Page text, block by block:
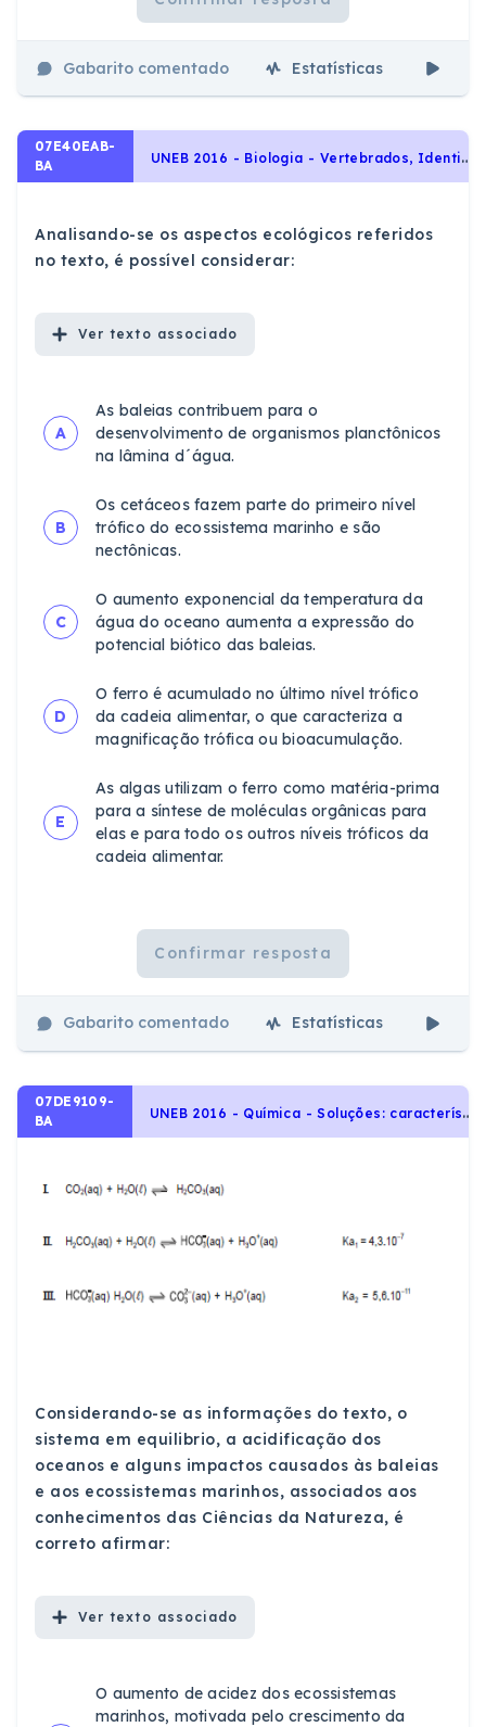
Gabarito comentado Estatísticas
07E40EAB-
BA
U
NEB 2016 - Biologia - Vertebrados, Identidade dos seres vivos
Analisando-se os aspectos ecológicos referidos
no texto, é possível considerar:
Ver texto associado
A
As baleias contribuem para o
desenvolvimento de organismos planctônicos
na lâmina d´água.
B
Os cetáceos fazem parte do primeiro nível
trófico do ecossistema marinho e são
nectônicas.
C
O aumento exponencial da temperatura da
água do oceano aumenta a expressão do
potencial biótico das baleias.
D
O ferro é acumulado no último nível trófico
da cadeia alimentar, o que caracteriza a
magnificação trófica ou bioacumulação.
E
As algas utilizam o ferro como matéria-prima
para a síntese de moléculas orgânicas para
elas e para todo os outros níveis tróficos da
cadeia alimentar.
Confirmar resposta
Gabarito comentado Estatísticas
07DE9109-
BA
U
NEB 2016 - Química - Soluções: características, tipos de concentração, diluição, mistura, titulação e soluções coloidais., Equilíbrio Químico, Relações da Química com as Tecnologias, a Sociedade e o Meio Ambiente, Sistemas Homogêneos: Equilíbrio Químico na Água: pH e pOH, Indicadores Ácido-Base, Solução Tampão., Soluções e Substâncias Inorgânicas
Considerando-se as informações do texto, o
sistema em equilibrio, a acidificação dos
oceanos e alguns impactos causados às baleias
e aos ecossistemas marinhos, associados aos
conhecimentos das Ciências da Natureza, é
correto afirmar:
Ver texto associado
O aumento de acidez dos ecossistemas
marinhos, motivada pelo crescimento da